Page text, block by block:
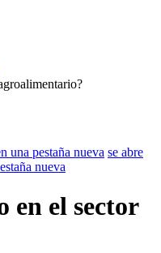
una pestaña nueva se abre
nueva
en el sector